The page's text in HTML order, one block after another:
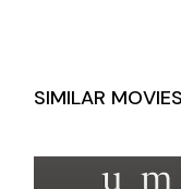
SIMILAR MOVIES